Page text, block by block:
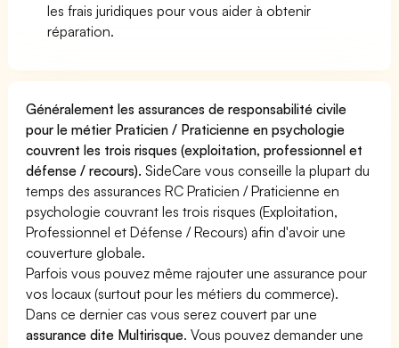
les frais juridiques pour vous aider à obtenir
réparation.
Généralement les assurances de responsabilité civile
pour le métier Praticien / Praticienne en psychologie
couvrent les trois risques (exploitation, professionnel et
défense / recours). SideCare vous conseille la plupart du
temps des assurances RC Praticien / Praticienne en
psychologie couvrant les trois risques (Exploitation,
Professionnel et Défense / Recours) afin d'avoir une
couverture globale.
Parfois vous pouvez même rajouter une assurance pour
vos locaux (surtout pour les métiers du commerce).
Dans ce dernier cas vous serez couvert par une
assurance dite Multirisque. Vous pouvez demander une